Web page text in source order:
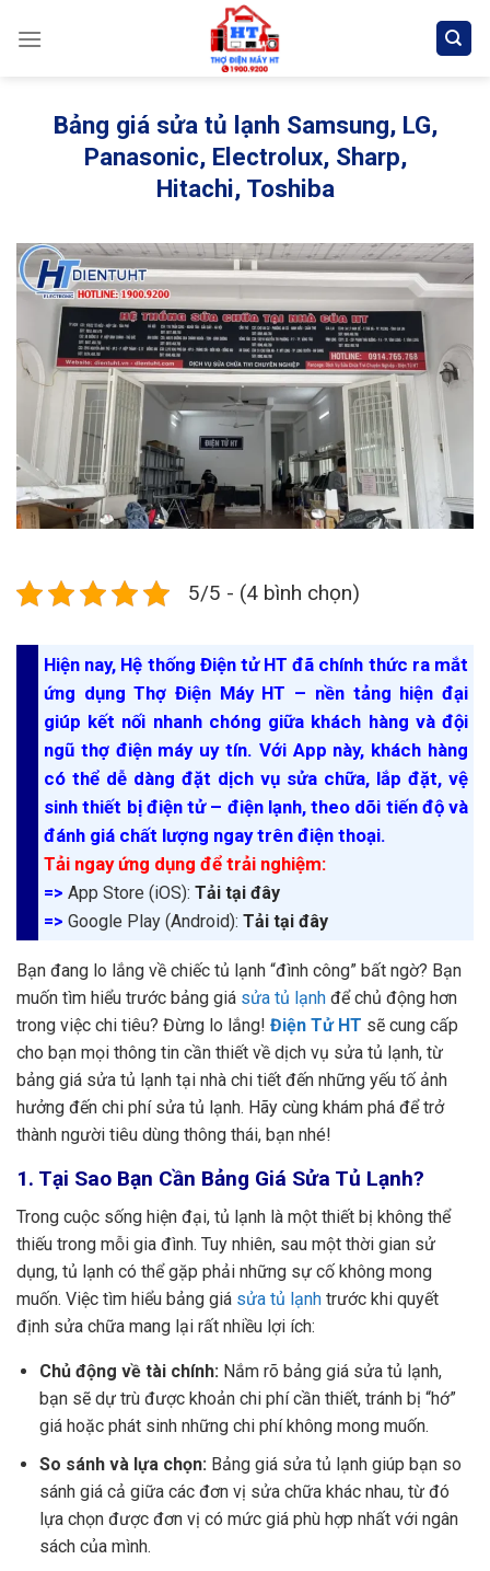
Bảng giá sửa tủ lạnh Samsung, LG,
Panasonic, Electrolux, Sharp,
Hitachi, Toshiba
5/5 - (4 bình chọn)
Hiện nay, Hệ thống Điện tử HT đã chính thức ra mắt
ứng dụng Thợ Điện Máy HT – nền tảng hiện đại
giúp kết nối nhanh chóng giữa khách hàng và đội
ngũ thợ điện máy uy tín. Với App này, khách hàng
có thể dễ dàng đặt dịch vụ sửa chữa, lắp đặt, vệ
sinh thiết bị điện tử – điện lạnh, theo dõi tiến độ và
đánh giá chất lượng ngay trên điện thoại.
Tải ngay ứng dụng để trải nghiệm:
=> App Store (iOS): Tải tại đây
=> Google Play (Android): Tải tại đây
Bạn đang lo lắng về chiếc tủ lạnh “đình công” bất ngờ? Bạn
muốn tìm hiểu trước bảng giá sửa tủ lạnh để chủ động hơn
trong việc chi tiêu? Đừng lo lắng! Điện Tử HT sẽ cung cấp
cho bạn mọi thông tin cần thiết về dịch vụ sửa tủ lạnh, từ
bảng giá sửa tủ lạnh tại nhà chi tiết đến những yếu tố ảnh
hưởng đến chi phí sửa tủ lạnh. Hãy cùng khám phá để trở
thành người tiêu dùng thông thái, bạn nhé!
1. Tại Sao Bạn Cần Bảng Giá Sửa Tủ Lạnh?
Trong cuộc sống hiện đại, tủ lạnh là một thiết bị không thể
thiếu trong mỗi gia đình. Tuy nhiên, sau một thời gian sử
dụng, tủ lạnh có thể gặp phải những sự cố không mong
muốn. Việc tìm hiểu bảng giá sửa tủ lạnh trước khi quyết
định sửa chữa mang lại rất nhiều lợi ích:
Chủ động về tài chính:Nắm rõ bảng giá sửa tủ lạnh,
bạn sẽ dự trù được khoản chi phí cần thiết, tránh bị “hớ”
giá hoặc phát sinh những chi phí không mong muốn.
So sánh và lựa chọn: Bảng giá sửa tủ lạnh giúp bạn so
sánh giá cả giữa các đơn vị sửa chữa khác nhau, từ đó
lựa chọn được đơn vị có mức giá phù hợp nhất với ngân
sách của mình.